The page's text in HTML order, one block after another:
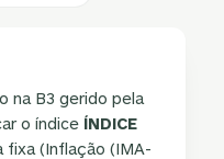
na B3 gerido pela
o índice ÍNDICE
fixa (Inflação (IMA-